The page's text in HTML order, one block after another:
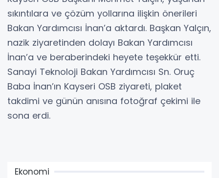
sıkıntılara ve çözüm yollarına ilişkin önerileri
Bakan Yardımcısı İnan’a aktardı. Başkan Yalçın,
nazik ziyaretinden dolayı Bakan Yardımcısı
İnan’a ve beraberindeki heyete teşekkür etti.
Sanayi Teknoloji Bakan Yardımcısı Sn. Oruç
Baba İnan’ın Kayseri OSB ziyareti, plaket
takdimi ve günün anısına fotoğraf çekimi ile
sona erdi.
Ekonomi